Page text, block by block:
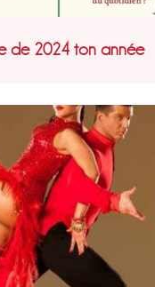
de 2024 ton année